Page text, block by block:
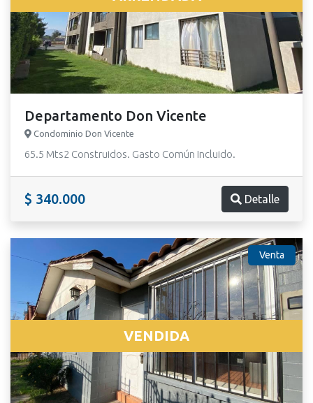
Departamento Don Vicente
Condominio Don Vicente
65.5 Mts2 Construidos. Gasto Común Incluido.
$ 340.000 Detalle
Venta
VENDIDA